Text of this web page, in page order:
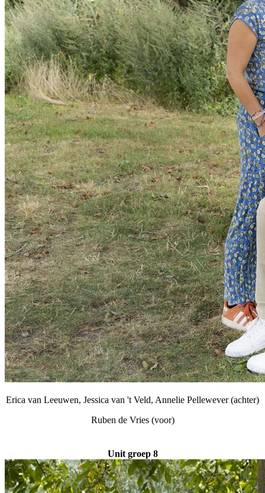
Erica van Leeuwen, Jessica van 't Veld, Annelie Pellewever (achter)
Ruben de Vries (voor)
Unit groep 8